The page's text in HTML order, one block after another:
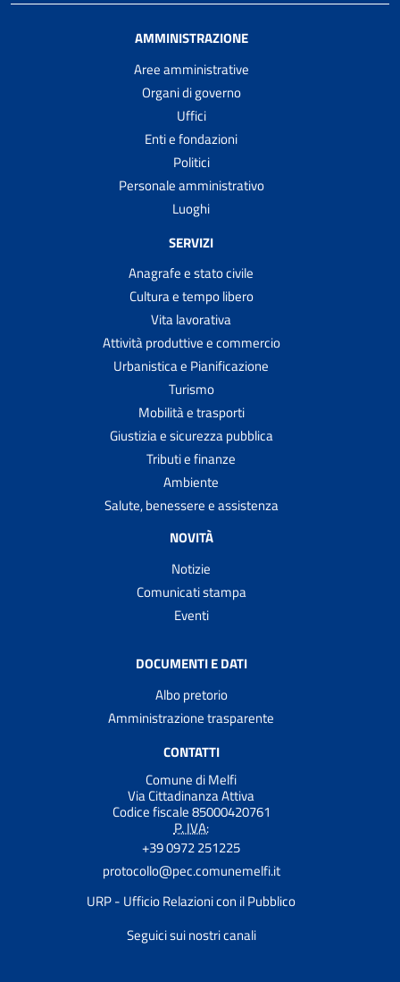
AMMINISTRAZIONE
Aree amministrative
Organi di governo
Uffici
Enti e fondazioni
Politici
Personale amministrativo
Luoghi
SERVIZI
Anagrafe e stato civile
Cultura e tempo libero
Vita lavorativa
Attività produttive e commercio
Urbanistica e Pianificazione
Turismo
Mobilità e trasporti
Giustizia e sicurezza pubblica
Tributi e finanze
Ambiente
Salute, benessere e assistenza
NOVITÀ
Notizie
Comunicati stampa
Eventi
DOCUMENTI E DATI
Albo pretorio
Amministrazione trasparente
CONTATTI
Comune di Melfi
Via Cittadinanza Attiva
Codice fiscale 85000420761
P. IVA:
+39 0972 251225
protocollo@pec.comunemelfi.it
URP - Ufficio Relazioni con il Pubblico
Seguici sui nostri canali